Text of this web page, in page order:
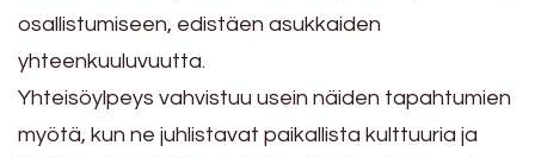
osallistumiseen, edistäen asukkaiden
yhteenkuuluvuutta.
Yhteisöylpeys vahvistuu usein näiden tapahtumien
myötä, kun ne juhlistavat paikallista kulttuuria ja